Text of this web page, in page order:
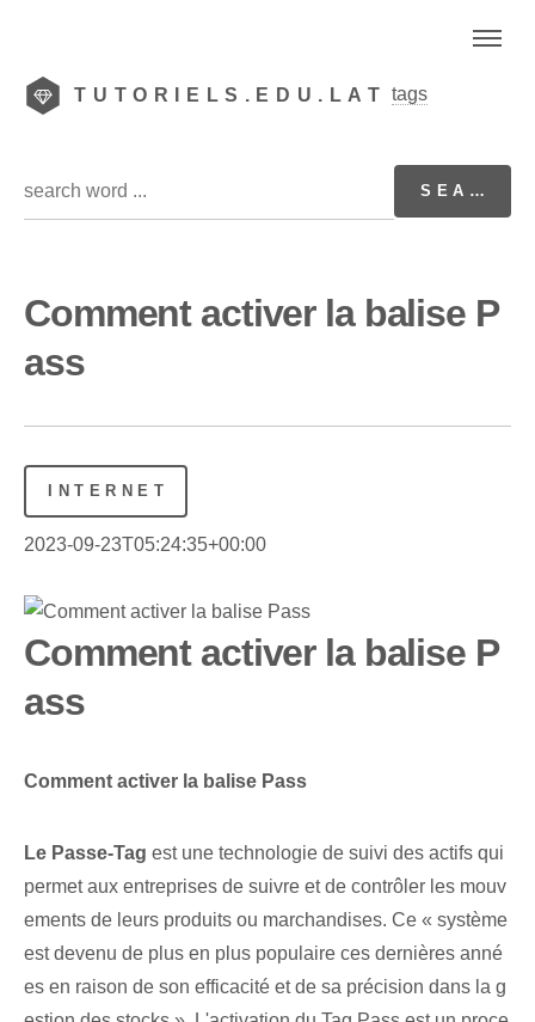
TUTORIELS.EDU.LAT tags
Comment activer la balise P
ass
INTERNET
2023-09-23T05:24:35+00:00
Comment activer la balise P
ass
Comment activer la balise Pass
Le Passe-Tag est une technologie de suivi des actifs qui
permet aux entreprises de suivre et de contrôler les mouv
ements de leurs produits ou marchandises. Ce « système
est devenu de plus en plus populaire ces dernières anné
es en raison de son efficacité et de sa précision dans la g